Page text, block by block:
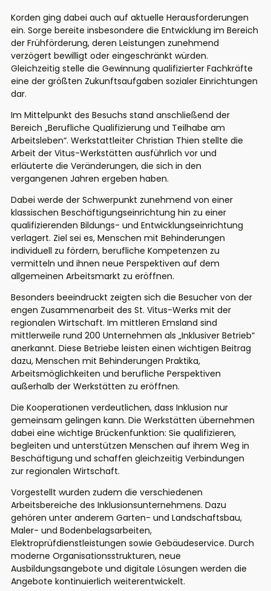
Korden ging dabei auch auf aktuelle Herausforderungen
ein. Sorge bereite insbesondere die Entwicklung im Bereich
der Frühförderung, deren Leistungen zunehmend
verzögert bewilligt oder eingeschränkt würden.
Gleichzeitig stelle die Gewinnung qualifizierter Fachkräfte
eine der größten Zukunftsaufgaben sozialer Einrichtungen
dar.
Im Mittelpunkt des Besuchs stand anschließend der
Bereich „Berufliche Qualifizierung und Teilhabe am
Arbeitsleben“. Werkstattleiter Christian Thien stellte die
Arbeit der Vitus-Werkstätten ausführlich vor und
erläuterte die Veränderungen, die sich in den
vergangenen Jahren ergeben haben.
Dabei werde der Schwerpunkt zunehmend von einer
klassischen Beschäftigungseinrichtung hin zu einer
qualifizierenden Bildungs- und Entwicklungseinrichtung
verlagert. Ziel sei es, Menschen mit Behinderungen
individuell zu fördern, berufliche Kompetenzen zu
vermitteln und ihnen neue Perspektiven auf dem
allgemeinen Arbeitsmarkt zu eröffnen.
Besonders beeindruckt zeigten sich die Besucher von der
engen Zusammenarbeit des St. Vitus-Werks mit der
regionalen Wirtschaft. Im mittleren Emsland sind
mittlerweile rund 200 Unternehmen als „Inklusiver Betrieb“
anerkannt. Diese Betriebe leisten einen wichtigen Beitrag
dazu, Menschen mit Behinderungen Praktika,
Arbeitsmöglichkeiten und berufliche Perspektiven
außerhalb der Werkstätten zu eröffnen.
Die Kooperationen verdeutlichen, dass Inklusion nur
gemeinsam gelingen kann. Die Werkstätten übernehmen
dabei eine wichtige Brückenfunktion: Sie qualifizieren,
begleiten und unterstützen Menschen auf ihrem Weg in
Beschäftigung und schaffen gleichzeitig Verbindungen
zur regionalen Wirtschaft.
Vorgestellt wurden zudem die verschiedenen
Arbeitsbereiche des Inklusionsunternehmens. Dazu
gehören unter anderem Garten- und Landschaftsbau,
Maler- und Bodenbelagsarbeiten,
Elektroprüfdienstleistungen sowie Gebäudeservice. Durch
moderne Organisationsstrukturen, neue
Ausbildungsangebote und digitale Lösungen werden die
Angebote kontinuierlich weiterentwickelt.